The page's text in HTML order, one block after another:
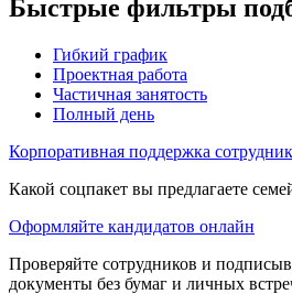
Быстрые фильтры
Гибкий график
Проектная работа
Частичная занятость
Полный день
Корпоративная поддержка
Какой соцпакет вы предлагаете
Оформляйте кандидатов онлайн
Проверяйте сотрудников и
документы без бумаг и личных